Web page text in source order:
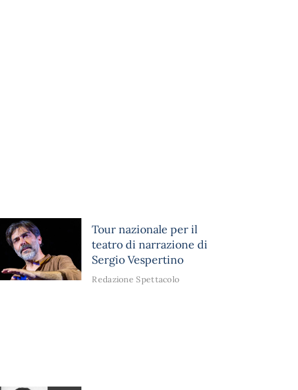
Tour nazionale per il
teatro di narrazione di
Sergio Vespertino
Redazione Spettacolo